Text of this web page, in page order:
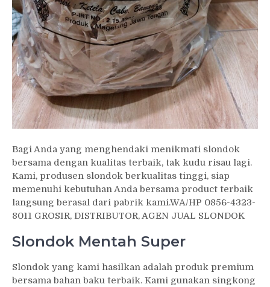
Bagi Anda yang menghendaki menikmati slondok
bersama dengan kualitas terbaik, tak kudu risau lagi.
Kami, produsen slondok berkualitas tinggi, siap
memenuhi kebutuhan Anda bersama product terbaik
langsung berasal dari pabrik kami.WA/HP 0856-4323-
8011 GROSIR, DISTRIBUTOR, AGEN JUAL SLONDOK
Slondok Mentah Super
Slondok yang kami hasilkan adalah produk premium
bersama bahan baku terbaik. Kami gunakan singkong